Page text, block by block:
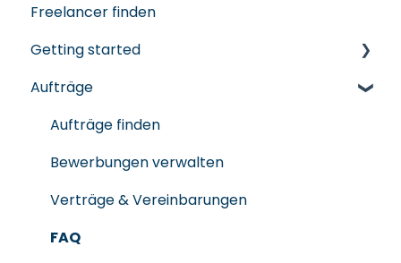
Freelancer finden
Getting started
Registrierung & Onboarding
Account-Setup und Einstellungen
FAQ
Aufträge
Aufträge finden
Bewerbungen verwalten
Verträge & Vereinbarungen
FAQ